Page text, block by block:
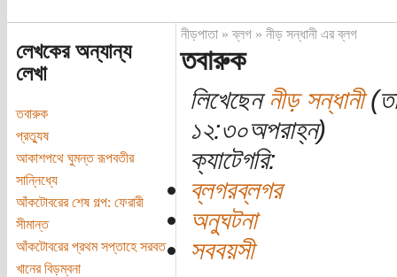
লেখকের অন্যান্য
লেখা
তবারুক
প্রত্যুষ
আকাশপথে ঘুমন্ত রূপবতীর
সান্নিধ্যে
আঁকটোবরের শেষ গল্প: ফেরারী
সীমান্ত
আঁকটোবরের প্রথম সপ্তাহে সরবত
খানের বিড়ম্বনা
নীড়পাতা»ব্লগ» নীড় সন্ধানী এর ব্লগ
তবারুক
লিখেছেননীড় সন্ধানী
১২:৩০অপরাহ্ন)
ক্যাটেগরি:
ব্লগরব্লগর
অনুঘটনা
সববয়সী